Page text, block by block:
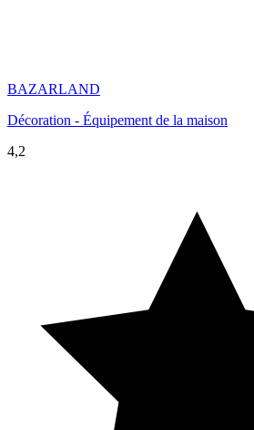
BAZARLAND
Décoration - Équipement de la maison
4,2